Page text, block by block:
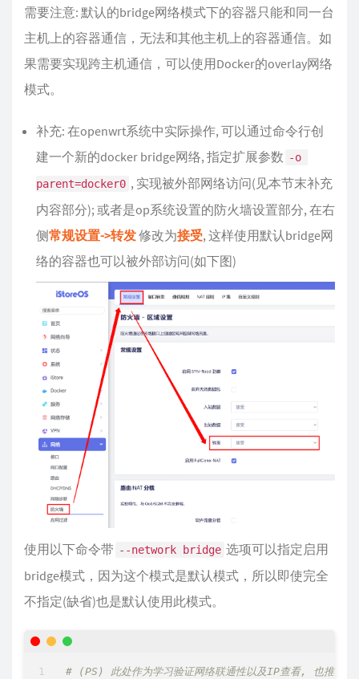
需要注意: 默认的bridge网络模式下的容器只能和同一台
主机上的容器通信，无法和其他主机上的容器通信。如
果需要实现跨主机通信，可以使用Docker的overlay网络
模式。
补充: 在openwrt系统中实际操作, 可以通过命令行创
建一个新的docker bridge网络, 指定扩展参数 -o
parent=docker0 , 实现被外部网络访问(见本节末补充
内容部分); 或者是op系统设置的防火墙设置部分, 在右
侧常规设置->转发修改为接受, 这样使用默认bridge网
络的容器也可以被外部访问(如下图)
使用以下命令带 --network bridge 选项可以指定启用
bridge模式，因为这个模式是默认模式，所以即使完全
不指定(缺省)也是默认使用此模式。
# (PS) 此处作为学习验证网络联通性以及IP查看, 也